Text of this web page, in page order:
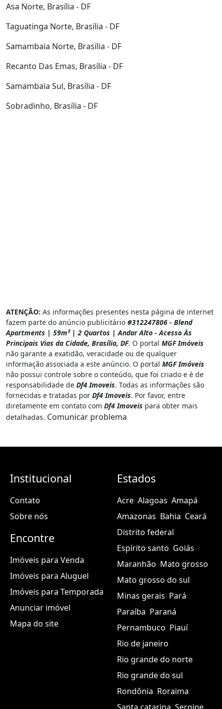
Asa Norte, Brasília - DF
Taguatinga Norte, Brasília - DF
Samambaia Norte, Brasília - DF
Recanto Das Emas, Brasília - DF
Samambaia Sul, Brasília - DF
Sobradinho, Brasília - DF
ATENÇÃO: As informações presentes nesta página de internet
fazem parte do anúncio publicitário #312247806 - Blend
Apartments | 59m² | 2 Quartos | Andar Alto - Acesso Às
Principais Vias da Cidade, Brasília, DF. O portal MGF Imóveis
não garante a exatidão, veracidade ou de qualquer
informação associada a este anúncio. O portal MGF Imóveis
não possui controle sobre o conteúdo, que foi criado e é de
responsabilidade de Df4 Imoveis. Todas as informações são
fornecidas e tratadas por Df4 Imoveis. Por favor, entre
diretamente em contato com Df4 Imoveis para obter mais
detalhadas. Comunicar problema
Institucional
Contato
Sobre nós
Encontre
Imóveis para Venda
Imóveis para Aluguel
Imóveis para Temporada
Anunciar imóvel
Mapa do site
Estados
Acre Alagoas Amapá
Amazonas Bahia Ceará
Distrito federal
Espírito santo Goiás
Maranhão Mato grosso
Mato grosso do sul
Minas gerais Pará
Paraíba Paraná
Pernambuco Piauí
Rio de janeiro
Rio grande do norte
Rio grande do sul
Rondônia Roraima